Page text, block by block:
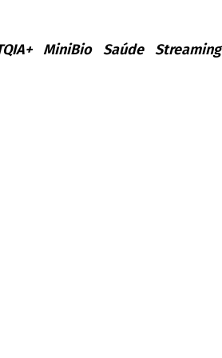
MiniBio Saúde Streaming